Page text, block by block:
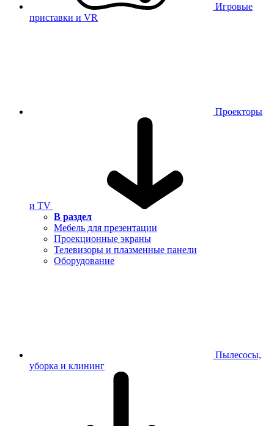
Игровые
приставки и VR
Проекторы
и TV
В раздел
Мебель для презентации
Проекционные экраны
Телевизоры и плазменные панели
Оборудование
Пылесосы,
уборка и клининг